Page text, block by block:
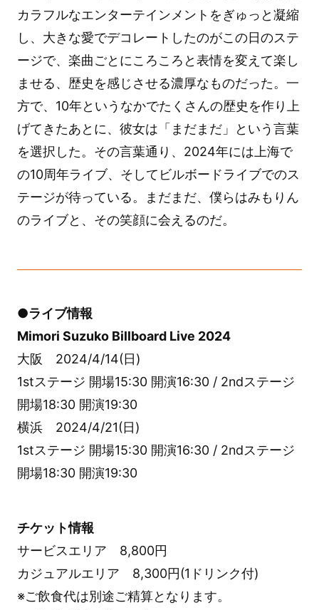
カラフルなエンターテインメントをぎゅっと凝縮
し、大きな愛でデコレートしたのがこの日のステ
ージで、楽曲ごとにころころと表情を変えて楽し
ませる、歴史を感じさせる濃厚なものだった。一
方で、10年というなかでたくさんの歴史を作り上
げてきたあとに、彼女は「まだまだ」という言葉
を選択した。その言葉通り、2024年には上海で
の10周年ライブ、そしてビルボードライブでのス
テージが待っている。まだまだ、僕らはみもりん
のライブと、その笑顔に会えるのだ。
●ライブ情報
Mimori Suzuko Billboard Live 2024
大阪 2024/4/14(日)
1stステージ 開場15:30 開演16:30 / 2ndステージ
開場18:30 開演19:30
横浜 2024/4/21(日)
1stステージ 開場15:30 開演16:30 / 2ndステージ
開場18:30 開演19:30
チケット情報
サービスエリア 8,800円
カジュアルエリア 8,300円(1ドリンク付)
※ご飲食代は別途ご精算となります。